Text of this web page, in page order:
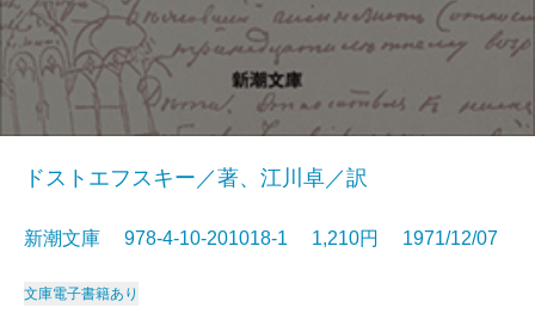
ドストエフスキー／著、江川卓／訳
新潮文庫 978-4-10-201018-1 1,210円 1971/12/07
文庫電子書籍あり